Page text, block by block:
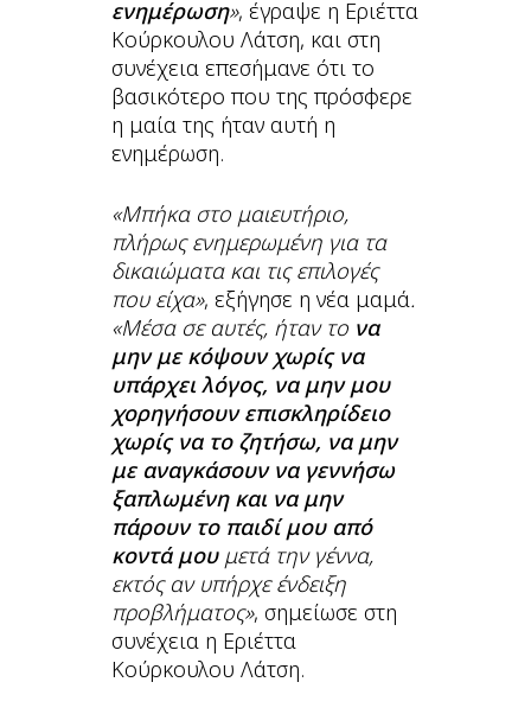
ενημέρωση», έγραψε η Εριέττα
Κούρκουλου Λάτση, και στη
συνέχεια επεσήμανε ότι το
βασικότερο που της πρόσφερε
η μαία της ήταν αυτή η
ενημέρωση.
«Μπήκα στο μαιευτήριο,
πλήρως ενημερωμένη για τα
δικαιώματα και τις επιλογές
που είχα», εξήγησε η νέα μαμά.
«Μέσα σε αυτές, ήταν το να
μην με κόψουν χωρίς να
υπάρχει λόγος, να μην μου
χορηγήσουν επισκληρίδειο
χωρίς να το ζητήσω, να μην
με αναγκάσουν να γεννήσω
ξαπλωμένη και να μην
πάρουν το παιδί μου από
κοντά μουμετά την γέννα,
εκτός αν υπήρχε ένδειξη
προβλήματος», σημείωσε στη
συνέχεια η Εριέττα
Κούρκουλου Λάτση.